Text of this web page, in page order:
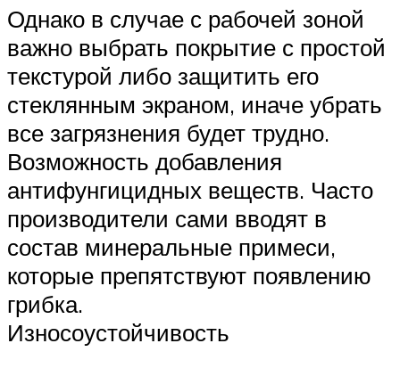
Однако в случае с рабочей зоной
важно выбрать покрытие с простой
текстурой либо защитить его
стеклянным экраном, иначе убрать
все загрязнения будет трудно.
Возможность добавления
антифунгицидных веществ. Часто
производители сами вводят в
состав минеральные примеси,
которые препятствуют появлению
грибка.
Износоустойчивость